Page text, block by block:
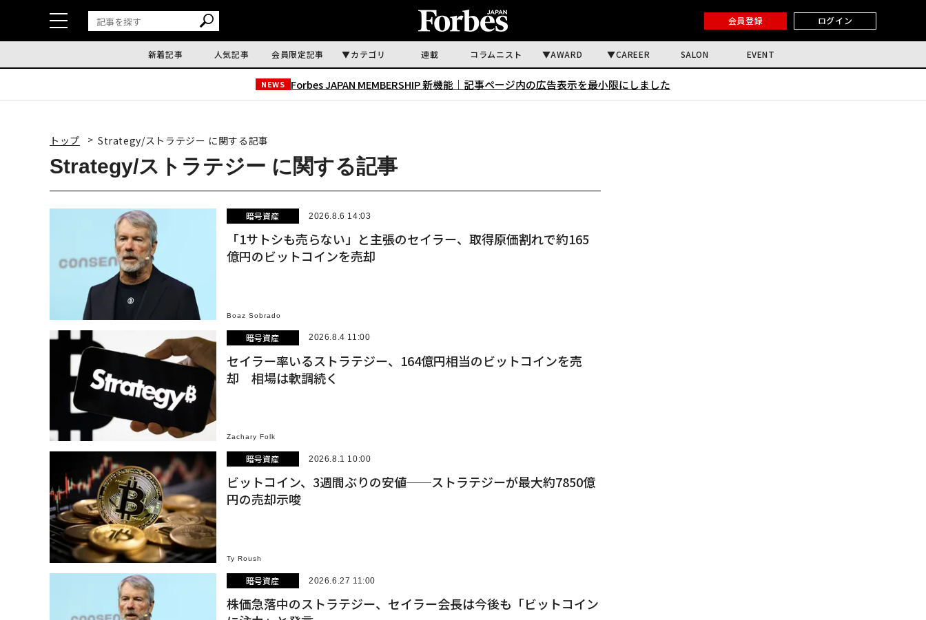
会員登録 ログイン
新着記事 人気記事 会員限定記事 カテゴリ 連載 コラムニスト AWARD CAREER SALON EVENT
NEWS Forbes JAPAN MEMBERSHIP 新機能｜ 記事ページ内の広告表示を最小限にしました
トップ Strategy/ストラテジー に関する記事
Strategy/ストラテジー に関する記事
暗号資産 2026.8.6 14:03
「1サトシも売らない」と主張のセイラー、取得原価割れで約165
億円のビットコインを売却
Boaz Sobrado
暗号資産 2026.8.4 11:00
セイラー率いるストラテジー、164億円相当のビットコインを売
却 相場は軟調続く
Zachary Folk
暗号資産 2026.8.1 10:00
ビットコイン、3週間ぶりの安値──ストラテジーが最大約7850億
円の売却示唆
Ty Roush
暗号資産 2026.6.27 11:00
株価急落中のストラテジー、セイラー会長は今後も「ビットコイン